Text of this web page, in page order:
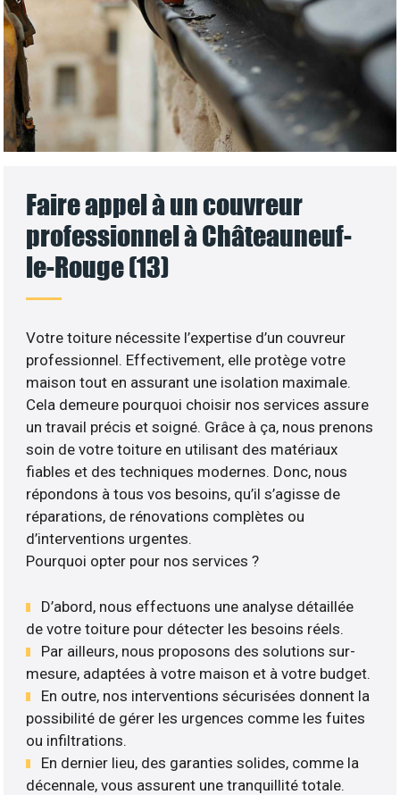
Faire appel à un couvreur
professionnel à Châteauneuf-
le-Rouge (13)
Votre toiture nécessite l’expertise d’un couvreur
professionnel. Effectivement, elle protège votre
maison tout en assurant une isolation maximale.
Cela demeure pourquoi choisir nos services assure
un travail précis et soigné. Grâce à ça, nous prenons
soin de votre toiture en utilisant des matériaux
fiables et des techniques modernes. Donc, nous
répondons à tous vos besoins, qu’il s’agisse de
réparations, de rénovations complètes ou
d’interventions urgentes.
Pourquoi opter pour nos services ?
D’abord, nous effectuons une analyse détaillée
de votre toiture pour détecter les besoins réels.
Par ailleurs, nous proposons des solutions sur-
mesure, adaptées à votre maison et à votre budget.
En outre, nos interventions sécurisées donnent la
possibilité de gérer les urgences comme les fuites
ou infiltrations.
En dernier lieu, des garanties solides, comme la
décennale, vous assurent une tranquillité totale.